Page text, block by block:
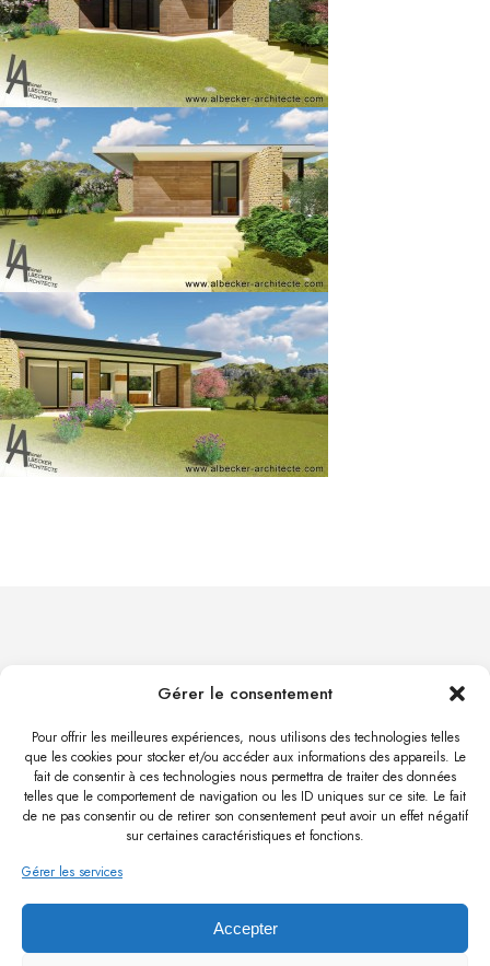
Gérer le consentement
Pour offrir les meilleures expériences, nous utilisons des technologies telles
que les cookies pour stocker et/ou accéder aux informations des appareils. Le
fait de consentir à ces technologies nous permettra de traiter des données
telles que le comportement de navigation ou les ID uniques sur ce site. Le fait
de ne pas consentir ou de retirer son consentement peut avoir un effet négatif
sur certaines caractéristiques et fonctions.
Gérer les services
Accepter
11 RUE DE LA GARE
67370 TRUCHTERSHEIM
06 78 45 34 96
LOCALISER
-
POLITIQUE DE CONFIDENTIALITÉ
-
POLITIQUE DE COOKIES
ALBECKER.ARCHITECTE@GMAIL.COM